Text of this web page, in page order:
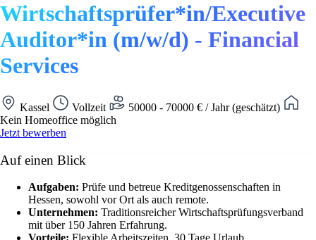
Wirtschaftsprüfer*in/Executive
Auditor*in (m/w/d) - Financial
Services
Kassel Vollzeit
50000 - 70000 € / Jahr (geschätzt)
Kein Homeoffice möglich
Jetzt bewerben
Auf einen Blick
Aufgaben: Prüfe und betreue Kreditgenossenschaften in
Hessen, sowohl vor Ort als auch remote.
Unternehmen: Traditionsreicher Wirtschaftsprüfungsverband
mit über 150 Jahren Erfahrung.